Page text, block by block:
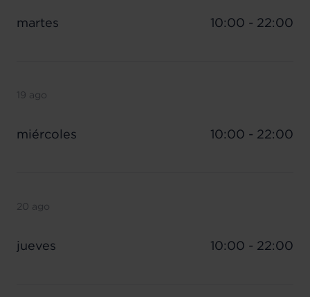
martes 10:00 - 22:00
19 ago
miércoles 10:00 - 22:00
20 ago
jueves 10:00 - 22:00